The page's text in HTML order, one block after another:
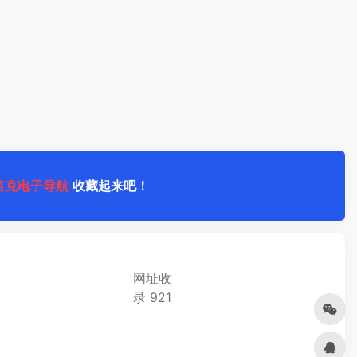
克电子导航 收藏起来吧！
网址收
录 921